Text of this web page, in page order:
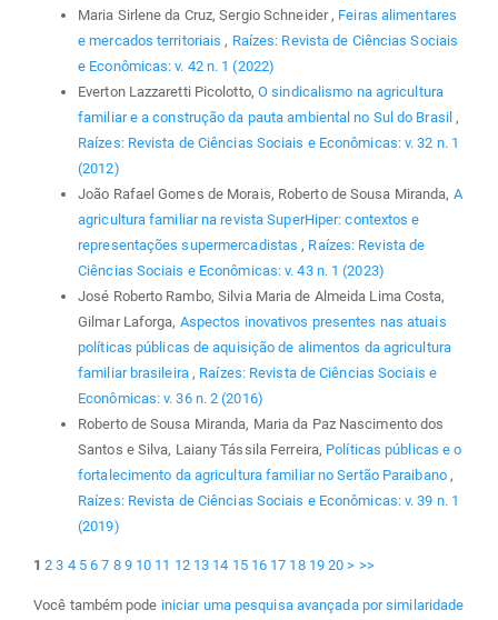
Maria Sirlene da Cruz, Sergio Schneider , Feiras alimentares
e mercados territoriais, Raízes: Revista de Ciências Sociais
e Econômicas: v. 42 n. 1 (2022)
Everton Lazzaretti Picolotto,O sindicalismo na agricultura
familiar e a construção da pauta ambiental no Sul do Brasil,
Raízes: Revista de Ciências Sociais e Econômicas: v. 32 n. 1
(2012)
João Rafael Gomes de Morais, Roberto de Sousa Miranda, A
agricultura familiar na revista SuperHiper: contextos e
representações supermercadistas, Raízes: Revista de
Ciências Sociais e Econômicas: v. 43 n. 1 (2023)
José Roberto Rambo, Silvia Maria de Almeida Lima Costa,
Gilmar Laforga, Aspectos inovativos presentes nas atuais
políticas públicas de aquisição de alimentos da agricultura
familiar brasileira , Raízes: Revista de Ciências Sociais e
Econômicas: v. 36 n. 2 (2016)
Roberto de Sousa Miranda, Maria da Paz Nascimento dos
Santos e Silva, Laiany Tássila Ferreira, Políticas públicas e o
fortalecimento da agricultura familiar no Sertão Paraibano ,
Raízes: Revista de Ciências Sociais e Econômicas: v. 39 n. 1
(2019)
1 2 3 4 5 6 7 8 9 10 11 12 13 14 15 16 17 18 19 20 > >>
Você também pode iniciar uma pesquisa avançada por similaridade